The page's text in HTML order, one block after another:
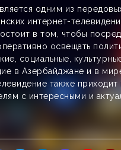
одним из
интернет-
в том, чтобы
освещать
социальные,
в Азербайджане и в
также приходит
с интересными и